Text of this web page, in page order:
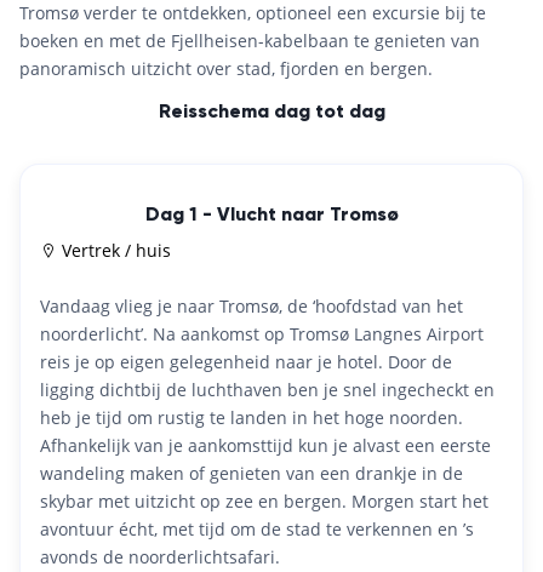
Tromsø verder te ontdekken, optioneel een excursie bij te
boeken en met de Fjellheisen-kabelbaan te genieten van
panoramisch uitzicht over stad, fjorden en bergen.
Reisschema dag tot dag
Dag 1 - Vlucht naar Tromsø
Vertrek / huis
Vandaag vlieg je naar Tromsø, de ‘hoofdstad van het
noorderlicht’. Na aankomst op Tromsø Langnes Airport
reis je op eigen gelegenheid naar je hotel. Door de
ligging dichtbij de luchthaven ben je snel ingecheckt en
heb je tijd om rustig te landen in het hoge noorden.
Afhankelijk van je aankomsttijd kun je alvast een eerste
wandeling maken of genieten van een drankje in de
skybar met uitzicht op zee en bergen. Morgen start het
avontuur écht, met tijd om de stad te verkennen en ’s
avonds de noorderlichtsafari.